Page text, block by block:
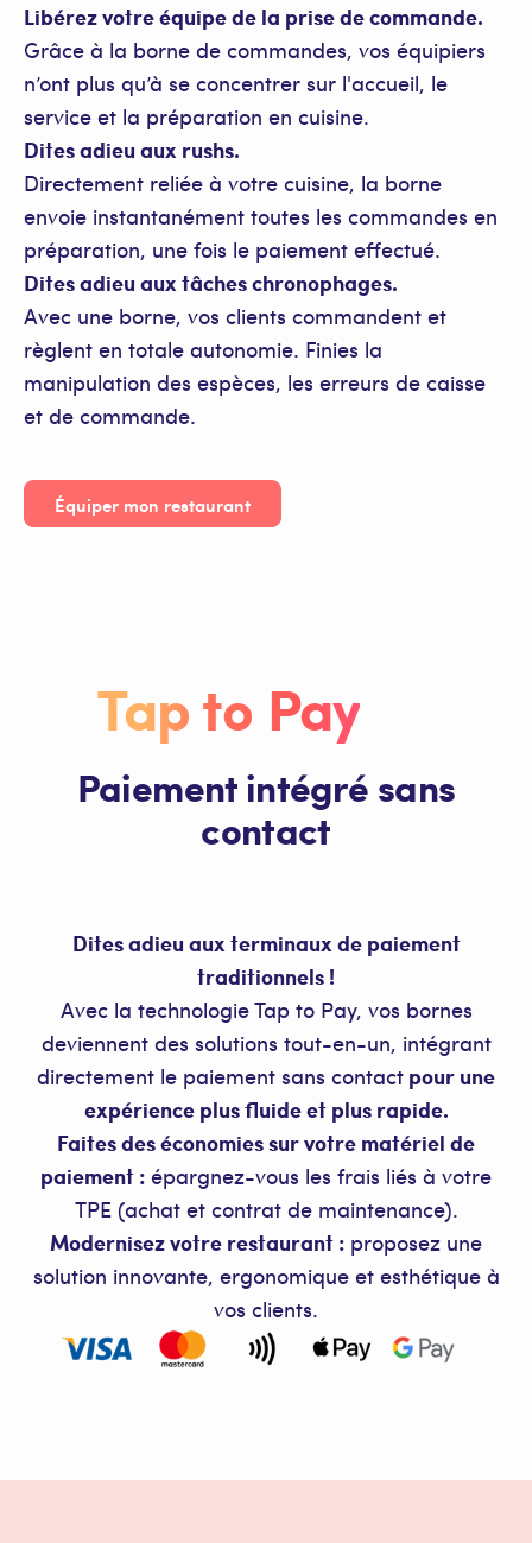
Libérez votre équipe de la prise de commande.
Grâce à la borne de commandes, vos équipiers
n’ont plus qu’à se concentrer sur l'accueil, le
service et la préparation en cuisine.
Dites adieu aux rushs.
Directement reliée à votre cuisine, la borne
envoie instantanément toutes les commandes en
préparation, une fois le paiement effectué.
Dites adieu aux tâches chronophages.
Avec une borne, vos clients commandent et
règlent en totale autonomie. Finies la
manipulation des espèces, les erreurs de caisse
et de commande.
Équiper mon restaurant
Tap to Pay
Paiement intégré sans
contact
Dites adieu aux terminaux de paiement
traditionnels !
Avec la technologie Tap to Pay, vos bornes
deviennent des solutions tout-en-un, intégrant
directement le paiement sans contact pour une
expérience plus fluide et plus rapide.
Faites des économies sur votre matériel de
paiement : épargnez-vous les frais liés à votre
TPE (achat et contrat de maintenance).
Modernisez votre restaurant : proposez une
solution innovante, ergonomique et esthétique à
vos clients.